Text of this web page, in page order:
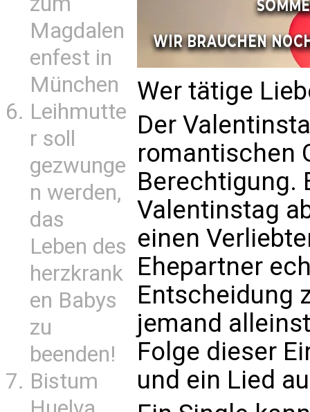
Magdalen
enfest in
München
Leihmutte
r soll
gezwunge
n werden,
das
Leben des
herzkrank
en Babys
zu
beenden!
Bistum
Wer tätige
Der
romantischen
Berechtigung.
Valentinstag
einen
Ehepartner
Entscheidung
jemand
Folge dieser
und ein Lied